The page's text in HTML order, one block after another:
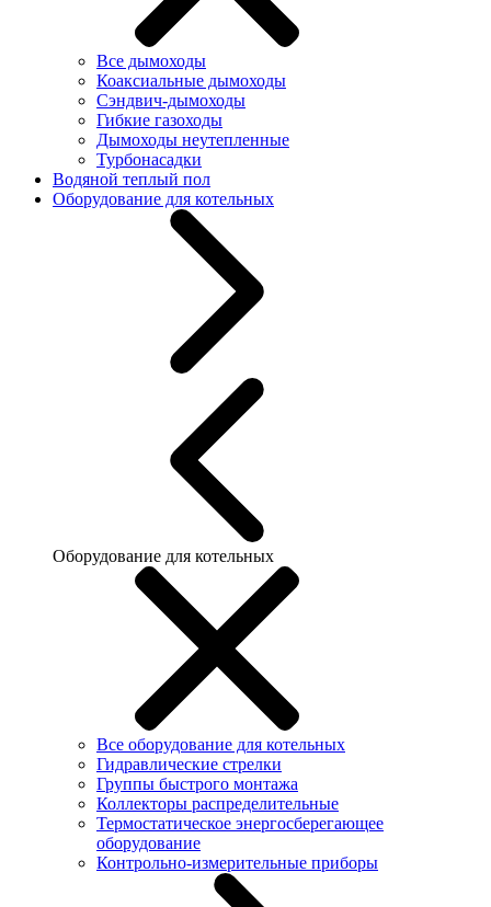
Все дымоходы
Коаксиальные дымоходы
Сэндвич-дымоходы
Гибкие газоходы
Дымоходы неутепленные
Турбонасадки
Водяной теплый пол
Оборудование для котельных
Оборудование для котельных
Все оборудование для котельных
Гидравлические стрелки
Группы быстрого монтажа
Коллекторы распределительные
Термостатическое энергосберегающее
оборудование
Контрольно-измерительные приборы